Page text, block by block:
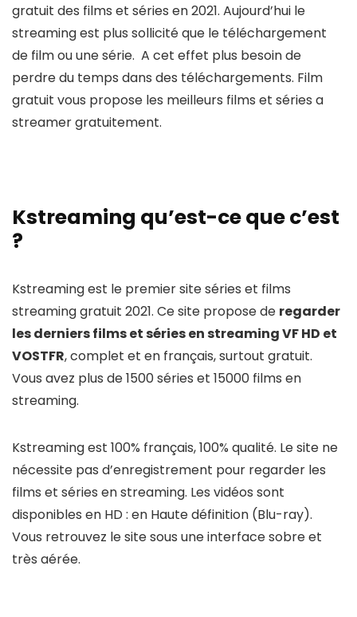
gratuit des films et séries en 2021. Aujourd’hui le
streaming est plus sollicité que le téléchargement
de film ou une série. A cet effet plus besoin de
perdre du temps dans des téléchargements. Film
gratuit vous propose les meilleurs films et séries a
streamer gratuitement.
Kstreaming qu’est-ce que c’est
?
Kstreaming est le premier site séries et films
streaming gratuit 2021. Ce site propose de regarder
les derniers films et séries en streaming VF HD et
VOSTFR, complet et en français, surtout gratuit.
Vous avez plus de 1500 séries et 15000 films en
streaming.
Kstreaming est 100% français, 100% qualité. Le site ne
nécessite pas d’enregistrement pour regarder les
films et séries en streaming. Les vidéos sont
disponibles en HD : en Haute définition (Blu-ray).
Vous retrouvez le site sous une interface sobre et
très aérée.